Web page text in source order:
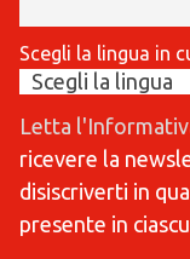
Scegli la lingua in
Letta
ricevere la
disiscriverti in
presente in